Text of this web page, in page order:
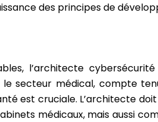
des principes de
l’architecte
secteur médical, compte
est cruciale. L’architecte
médicaux, mais aussi